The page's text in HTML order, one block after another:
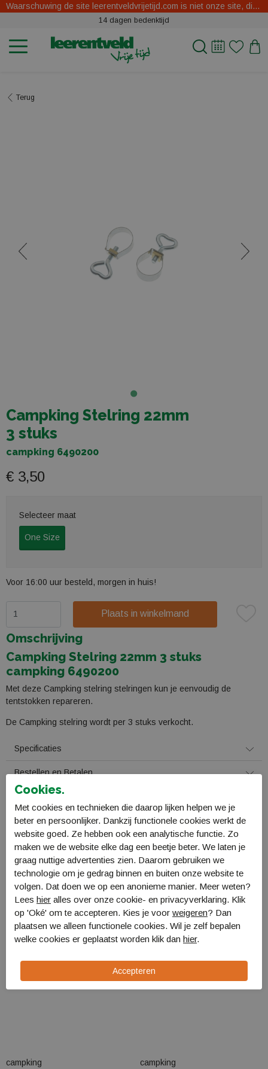
Waarschuwing de site leerentveldvrijetijd.com is niet onze site, dit zijn oplichters.
14 dagen bedenktijd
Terug
Campking Stelring 22mm
3 stuks
campking 6490200
€ 3,50
Selecteer maat
One Size
Voor 16:00 uur besteld, morgen in huis!
Plaats in winkelmand
Omschrijving
Campking Stelring 22mm 3 stuks
campking 6490200
Met deze Campking stelring stelringen kun je eenvoudig de
tentstokken repareren.
De Campking stelring wordt per 3 stuks verkocht.
Specificaties
Bestellen en Betalen
Verzending en levering
Retourneren
Gerelateerde producten
campking
campking
Cookies.
Met cookies en technieken die daarop lijken helpen we je
beter en persoonlijker. Dankzij functionele cookies werkt de
website goed. Ze hebben ook een analytische functie. Zo
maken we de website elke dag een beetje beter. We laten je
graag nuttige advertenties zien. Daarom gebruiken we
technologie om je gedrag binnen en buiten onze website te
volgen. Dat doen we op een anonieme manier. Meer weten?
Lees hier alles over onze cookie- en privacyverklaring. Klik
op 'Oké' om te accepteren. Kies je voor weigeren? Dan
plaatsen we alleen functionele cookies. Wil je zelf bepalen
welke cookies er geplaatst worden klik dan hier.